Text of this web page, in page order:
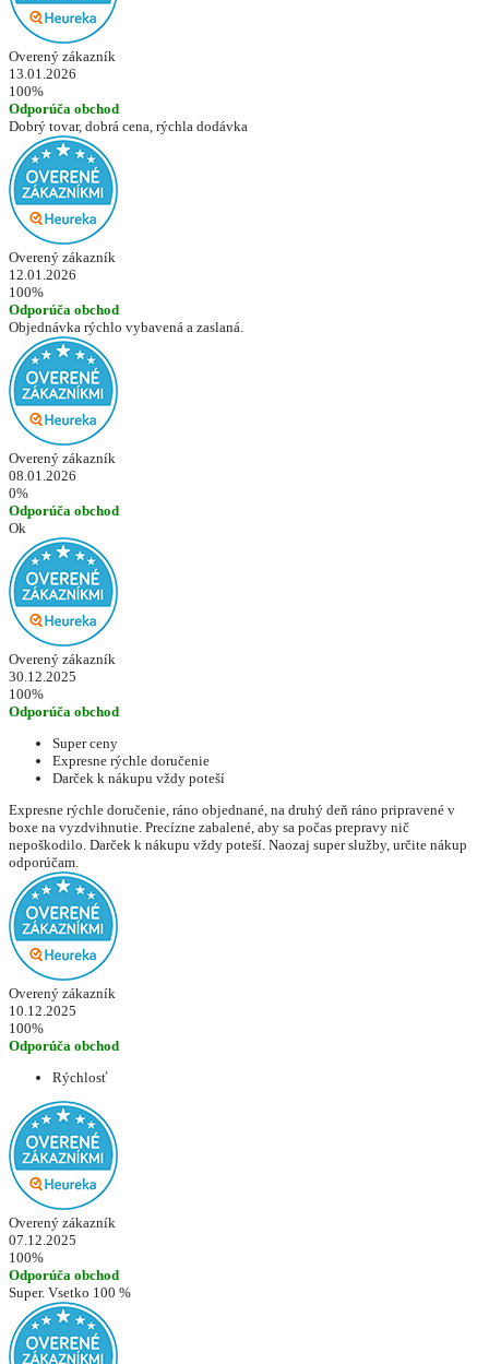
Overený zákazník
13.01.2026
100%
Odporúča obchod
Dobrý tovar, dobrá cena, rýchla dodávka
Overený zákazník
12.01.2026
100%
Odporúča obchod
Objednávka rýchlo vybavená a zaslaná.
Overený zákazník
08.01.2026
0%
Odporúča obchod
Ok
Overený zákazník
30.12.2025
100%
Odporúča obchod
Super ceny
Expresne rýchle doručenie
Darček k nákupu vždy poteší
Expresne rýchle doručenie, ráno objednané, na druhý deň ráno pripravené v
boxe na vyzdvihnutie. Precízne zabalené, aby sa počas prepravy nič
nepoškodilo. Darček k nákupu vždy poteší. Naozaj super služby, určite nákup
odporúčam.
Overený zákazník
10.12.2025
100%
Odporúča obchod
Rýchlosť
Overený zákazník
07.12.2025
100%
Odporúča obchod
Super. Vsetko 100 %